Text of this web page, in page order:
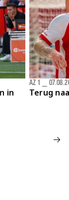
in
Terug
AZ 1